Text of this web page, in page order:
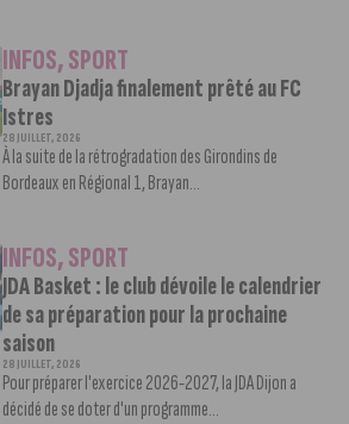
INFOS,SPORT
Brayan Djadja finalement prêté au FC
Istres
28 JUILLET, 2026
À la suite de la rétrogradation des Girondins de
Bordeaux en Régional 1, Brayan...
INFOS,SPORT
JDA Basket : le club dévoile le calendrier
de sa préparation pour la prochaine
saison
28 JUILLET, 2026
Pour préparer l'exercice 2026-2027, la JDA Dijon a
décidé de se doter d'un programme...